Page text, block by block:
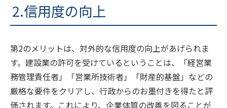
2.信用度の向上
第2のメリットは、対外的な信用度の向上があげられま
す。建設業の許可を受けているということは、「経営業
務管理責任者」「営業所技術者」「財産的基盤」などの
厳格な要件をクリアし、行政からのお墨付きを得たと評
価されます。これにより、企業体質の改善を図ることが